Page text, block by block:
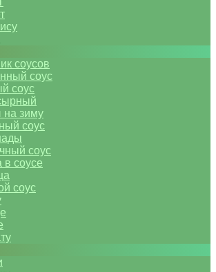
соусов
соус
соус
на зиму
соус
соус
в соусе
соус